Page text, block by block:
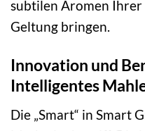
subtilen Aromen
Geltung bringen.
Innovation und
Intelligentes
Die „Smart“ in Smart